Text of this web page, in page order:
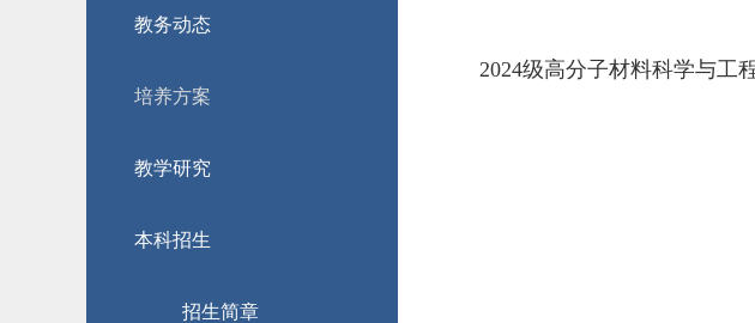
教务动态
培养方案
教学研究
本科招生
招生简章
2024级高分子材料科学与工